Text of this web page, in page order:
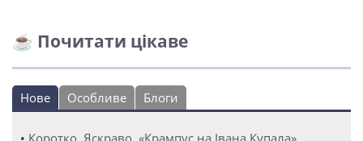
☕ Почитати цікаве
Нове Особливе Блоги